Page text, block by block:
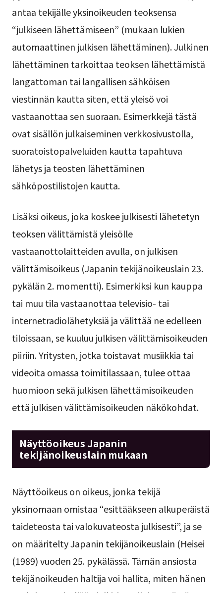
antaa tekijälle yksinoikeuden teoksensa
“julkiseen lähettämiseen” (mukaan lukien
automaattinen julkisen lähettäminen). Julkinen
lähettäminen tarkoittaa teoksen lähettämistä
langattoman tai langallisen sähköisen
viestinnän kautta siten, että yleisö voi
vastaanottaa sen suoraan. Esimerkkejä tästä
ovat sisällön julkaiseminen verkkosivustolla,
suoratoistopalveluiden kautta tapahtuva
lähetys ja teosten lähettäminen
sähköpostilistojen kautta.
Lisäksi oikeus, joka koskee julkisesti lähetetyn
teoksen välittämistä yleisölle
vastaanottolaitteiden avulla, on julkisen
välittämisoikeus (Japanin tekijänoikeuslain 23.
pykälän 2. momentti). Esimerkiksi kun kauppa
tai muu tila vastaanottaa televisio- tai
internetradiolähetyksiä ja välittää ne edelleen
tiloissaan, se kuuluu julkisen välittämisoikeuden
piiriin. Yritysten, jotka toistavat musiikkia tai
videoita omassa toimitilassaan, tulee ottaa
huomioon sekä julkisen lähettämisoikeuden
että julkisen välittämisoikeuden näkökohdat.
Näyttöoikeus Japanin
tekijänoikeuslain mukaan
Näyttöoikeus on oikeus, jonka tekijä
yksinomaan omistaa “esittääkseen alkuperäistä
taideteosta tai valokuvateosta julkisesti”, ja se
on määritelty Japanin tekijänoikeuslain (Heisei
(1989) vuoden 25. pykälässä. Tämän ansiosta
tekijänoikeuden haltija voi hallita, miten hänen